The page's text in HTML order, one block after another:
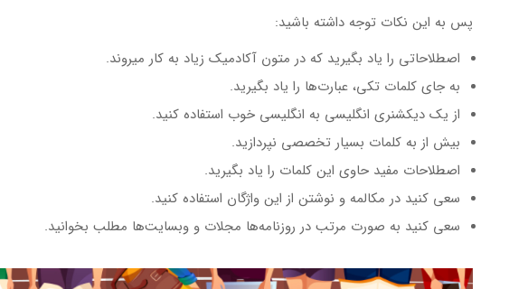
پس به این نکات توجه داشته باشید:
اصطلاحاتی را یاد بگیرید که در متون آکادمیک زیاد به کار می‎روند.
به جای کلمات تکی، عبارت‌ها را یاد بگیرید.
از یک دیکشنری انگلیسی به انگلیسی خوب استفاده کنید.
بیش از به کلمات بسیار تخصصی نپردازید.
اصطلاحات مفید حاوی این کلمات را یاد بگیرید.
سعی کنید در مکالمه و نوشتن از این واژگان استفاده کنید.
سعی کنید به صورت مرتب در روزنامه‌ها مجلات و وبسایت‌ها مطلب بخوانید.